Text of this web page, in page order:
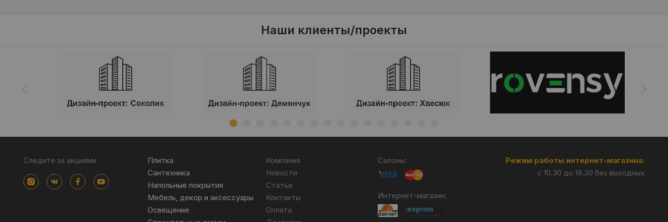
Наши клиенты/проекты
Следите за акциями
Плитка
Сантехника
Напольные покрытия
Мебель, декор и аксессуары
Освещение
Компания
Новости
Статьи
Контакты
Оплата
Салоны:
Интернет-магазин:
Режим работы интернет-магазина:
с 10.30 до 19.30 без выходных